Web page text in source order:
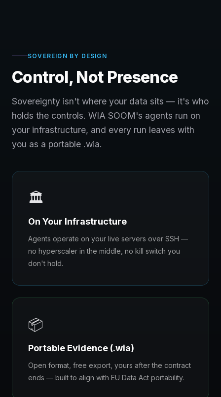
SOVEREIGN BY DESIGN
Control, Not Presence
Sovereignty isn't where your data sits — it's who
holds the controls. WIA SOOM's agents run on
your infrastructure, and every run leaves with
you as a portable .wia.
🏛️
On Your Infrastructure
Agents operate on your live servers over SSH —
no hyperscaler in the middle, no kill switch you
don't hold.
📦
Portable Evidence (.wia)
Open format, free export, yours after the contract
ends — built to align with EU Data Act portability.